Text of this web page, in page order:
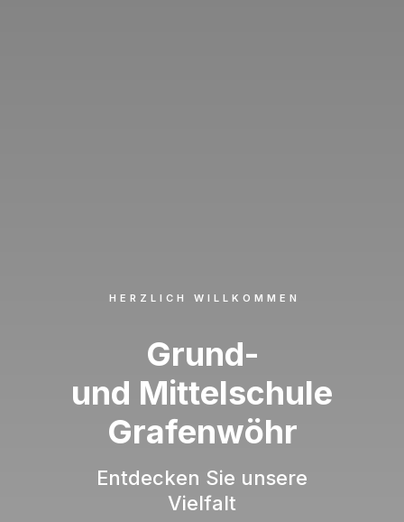
HERZLICH WILLKOMMEN
Grund-
und Mittelschule
Grafenwöhr
Entdecken Sie unsere
Vielfalt